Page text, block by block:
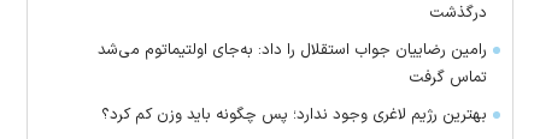
درگذشت
رامین رضاییان جواب استقلال را داد: به‌جای اولتیماتوم می‌شد
تماس گرفت
بهترین رژیم لاغری وجود ندارد؛ پس چگونه باید وزن کم کرد؟